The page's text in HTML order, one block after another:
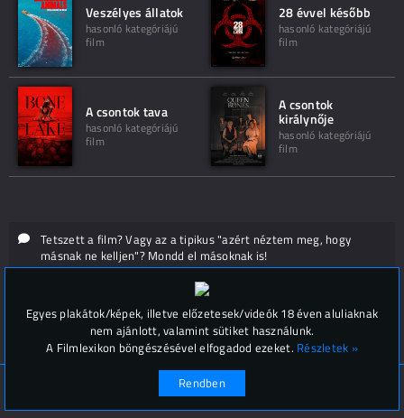
Veszélyes állatok
hasonló kategóriájú
film
28 évvel később
hasonló kategóriájú
film
A csontok tava
hasonló kategóriájú
film
A csontok
királynője
hasonló kategóriájú
film
Tetszett a film? Vagy az a tipikus "azért néztem meg, hogy
másnak ne kelljen"? Mondd el másoknak is!
Hozzászólások (
© Filmlexikon 2019-2026
Kapcsolat, impresszum
Egyes plakátok/képek, illetve előzetesek/videók 18 éven aluliaknak
nem ajánlott, valamint sütiket használunk.
A Filmlexikon böngészésével elfogadod ezeket. Részletek »
Rendben